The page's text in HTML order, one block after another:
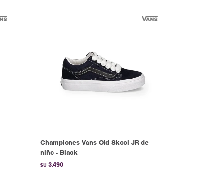
Championes Vans Old Skool JR de
niño - Black
$U 3.490